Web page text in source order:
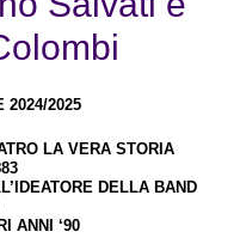
2024/2025
LA VERA STORIA
DELLA BAND
ANNI ‘90